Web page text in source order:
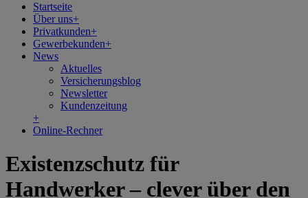
Startseite
Über uns+
Privatkunden+
Gewerbekunden+
News
Aktuelles
Versicherungsblog
Newsletter
Kundenzeitung
+
Online-Rechner
Existenzschutz für
Handwerker – clever über den